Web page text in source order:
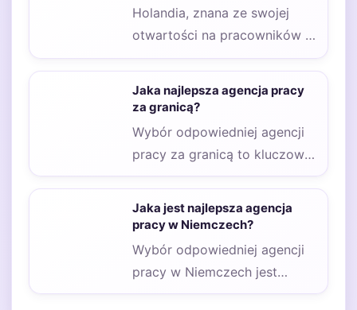
Holandia, znana ze swojej
otwartości na pracowników z
zagranicy, oferuje wiele
Wybór odpowiedniej…
Jaka najlepsza agencja pracy
za granicą?
Wybór odpowiedniej agencji
pracy za granicą to kluczowy
krok dla osób poszukujących
zatrudnienia w innym…
Jaka jest najlepsza agencja
pracy w Niemczech?
Wybór odpowiedniej agencji
pracy w Niemczech jest
kluczowy dla osób